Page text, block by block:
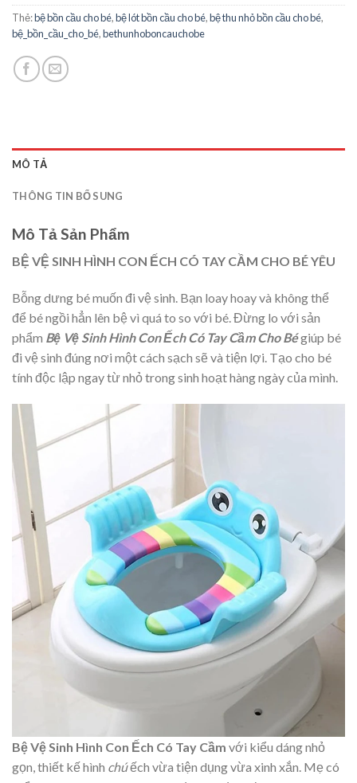
Thẻ:bệ bồn cầu cho bé,bệ lót bồn cầu cho bé,bệ thu nhỏ bồn cầu cho bé,
bệ_bồn_cầu_cho_bé,bethunhoboncauchobe
MÔ TẢ
THÔNG TIN BỔ SUNG
Mô Tả Sản Phẩm
BỆ VỆ SINH HÌNH CON ẾCH CÓ TAY CẦM CHO BÉ YÊU
Bỗng dưng bé muốn đi vệ sinh. Bạn loay hoay và không thể
để bé ngồi hẳn lên bệ vì quá to so với bé. Đừng lo với sản
phẩm Bệ Vệ Sinh Hình Con Ếch Có Tay Cầm Cho Bégiúp bé
đi vệ sinh đúng nơi một cách sạch sẽ và tiện lợi. Tạo cho bé
tính độc lập ngay từ nhỏ trong sinh hoạt hàng ngày của mình.
Bệ Vệ Sinh Hình Con Ếch Có Tay Cầm với kiểu dáng nhỏ
gọn, thiết kế hình chúếch vừa tiện dụng vừa xinh xắn. Mẹ có